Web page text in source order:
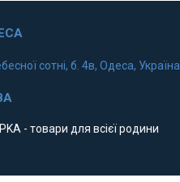
сотні, б. 4в, Одеса, Україна
- товари для всієї родини